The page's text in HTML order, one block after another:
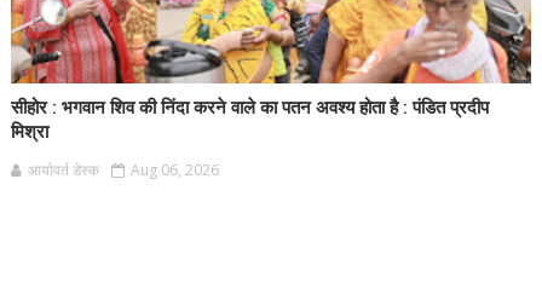
सीहोर : भगवान शिव की निंदा करने वाले का पतन अवश्य होता है : पंडित प्रदीप
मिश्रा
आर्यावर्त डेस्क Aug 06, 2026